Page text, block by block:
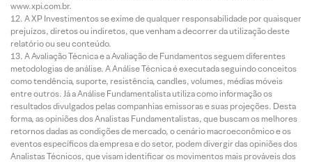
www.xpi.com.br.
A XP Investimentos se exime de qualquer responsabilidade por quaisquer
prejuízos, diretos ou indiretos, que venham a decorrer da utilização deste
relatório ou seu conteúdo.
A Avaliação Técnica e a Avaliação de Fundamentos seguem diferentes
metodologias de análise. A Análise Técnica é executada seguindo conceitos
como tendência, suporte, resistência, candles, volumes, médias móveis
entre outros. Já a Análise Fundamentalista utiliza como informação os
resultados divulgados pelas companhias emissoras e suas projeções. Desta
forma, as opiniões dos Analistas Fundamentalistas, que buscam os melhores
retornos dadas as condições de mercado, o cenário macroeconômico e os
eventos específicos da empresa e do setor, podem divergir das opiniões dos
Analistas Técnicos, que visam identificar os movimentos mais prováveis dos